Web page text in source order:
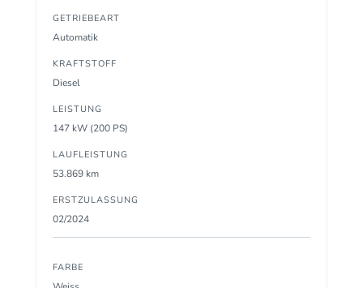
GETRIEBEART
Automatik
KRAFTSTOFF
Diesel
LEISTUNG
147 kW (200 PS)
LAUFLEISTUNG
53.869 km
ERSTZULASSUNG
02/2024
FARBE